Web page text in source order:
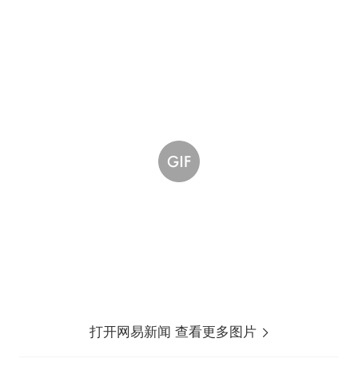
打开网易新闻 查看更多图片